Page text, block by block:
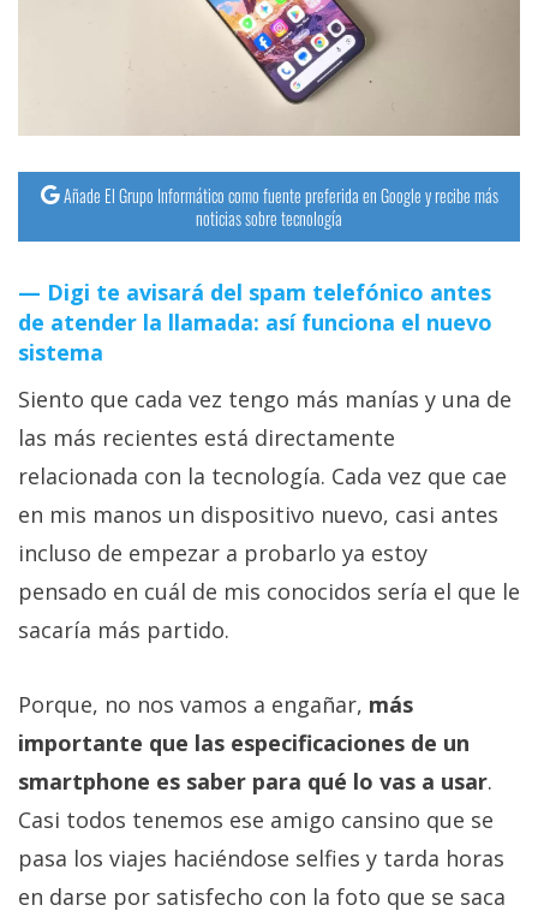
Añade El Grupo Informático como fuente preferida en Google y recibe más
noticias sobre tecnología
Digi te avisará del spam telefónico antes
de atender la llamada: así funciona el nuevo
sistema
Siento que cada vez tengo más manías y una de
las más recientes está directamente
relacionada con la tecnología. Cada vez que cae
en mis manos un dispositivo nuevo, casi antes
incluso de empezar a probarlo ya estoy
pensado en cuál de mis conocidos sería el que le
sacaría más partido.
Porque, no nos vamos a engañar, más
importante que las especificaciones de un
smartphone es saber para qué lo vas a usar.
Casi todos tenemos ese amigo cansino que se
pasa los viajes haciéndose selfies y tarda horas
en darse por satisfecho con la foto que se saca